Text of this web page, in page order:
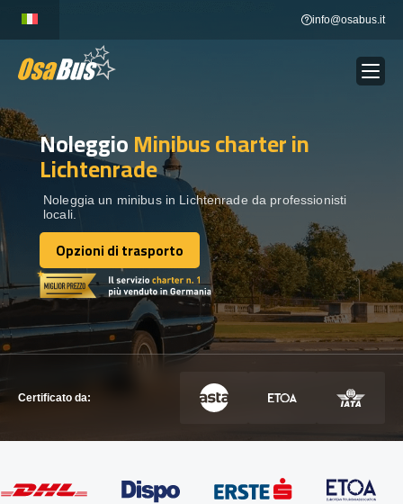
content
info@osabus.it
NOLEGGIO AUTOBUS Show dropdown
DESTINAZIONI
FLOTTA
METTITI IN CONTATTO
METTITI IN CONTATTO
NoleggioMinibus charterin
Lichtenrade
Noleggia un minibus in Lichtenrade da professionisti
locali.
Opzioni di trasporto
Opzioni di trasporto
Certificato da: